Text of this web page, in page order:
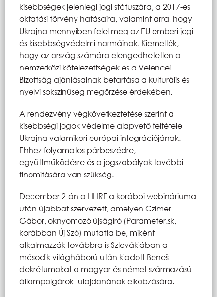
kisebbségek jelenlegi jogi státuszára, a 2017-es
oktatási törvény hatásaira, valamint arra, hogy
Ukrajna mennyiben felel meg az EU emberi jogi
és kisebbségvédelmi normáinak. Kiemelték,
hogy az ország számára elengedhetetlen a
nemzetközi kötelezettségek és a Velencei
Bizottság ajánlásainak betartása a kulturális és
nyelvi sokszínűség megőrzése érdekében.
A rendezvény végkövetkeztetése szerint a
kisebbségi jogok védelme alapvető feltétele
Ukrajna valamikori európai integrációjának.
Ehhez folyamatos párbeszédre,
együttműködésre és a jogszabályok további
finomítására van szükség.
December 2-án a HHRF a korábbi webináriuma
után újabbat szervezett, amelyen Czímer
Gábor, oknyomozó újságíró (Parameter.sk,
korábban Új Szó) mutatta be, miként
alkalmazzák továbbra is Szlovákiában a
második világháború után kiadott Beneš-
dekrétumokat a magyar és német származású
állampolgárok tulajdonának elkobzására.